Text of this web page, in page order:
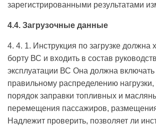
зарегистрированными результатами
4.4. Загрузочные данные
4. 4. 1. Инструкция по загрузке должна
борту ВС и входить в состав
эксплуатации ВС Она должна включать
правильному распределению нагрузки,
порядок заправки топливных и
перемещения пассажиров, размещения
Надлежит проверить, позволяет ли